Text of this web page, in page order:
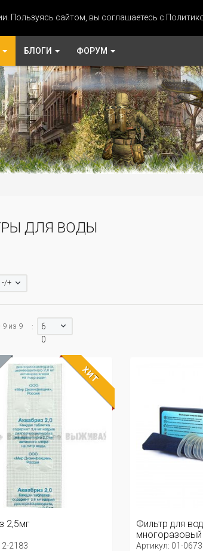
Пользуясь сайтом, вы соглашаетесь с
БЛОГИ ФОРУМ
ДЛЯ ВОДЫ
-/+
9 из 9 :
6
0
ХИТ
2,5мг
2183
Фильтр для
многоразовый
Артикул: 01-